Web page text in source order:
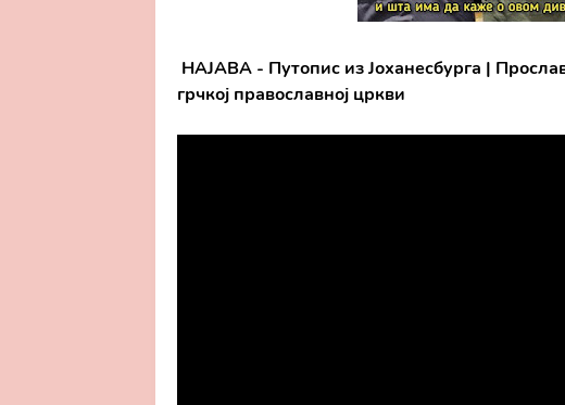
НАЈАВА - Путопис из Јоханесбурга |
грчкој православној цркви